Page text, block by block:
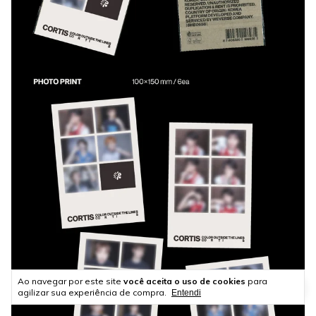
Ao navegar por este site você aceita o uso de cookies para
agilizar sua experiência de compra.
Entendi